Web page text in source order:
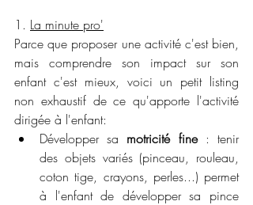
1. La minute pro'
Parce que proposer une activité c'est bien,
mais comprendre son impact sur son
enfant c'est mieux, voici un petit listing
non exhaustif de ce qu'apporte l'activité
dirigée à l'enfant:
Développer sa motricité fine : tenir
des objets variés (pinceau, rouleau,
coton tige, crayons, perles...) permet
à l'enfant de développer sa pince